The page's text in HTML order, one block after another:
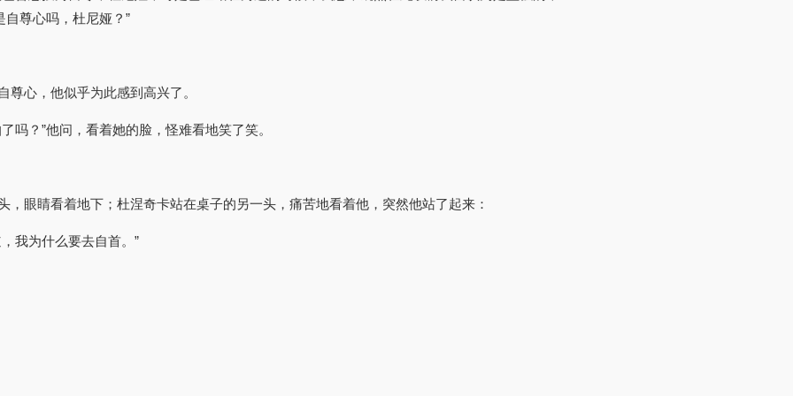
自尊心吗，杜尼娅？”
心，他似乎为此感到高兴了。
吗？”他问，看着她的脸，怪难看地笑了笑。
眼睛看着地下；杜涅奇卡站在桌子的另一头，痛苦地看着他，突然他站了起来：
我为什么要去自首。”